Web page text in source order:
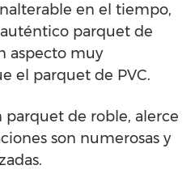
en el tiempo,
parquet de
aspecto muy
el parquet de PVC.
de roble, alerce
son numerosas y